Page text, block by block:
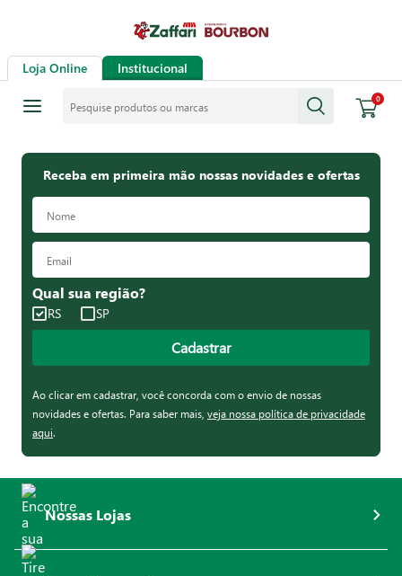
Loja Online Institucional
0
Receba em primeira mão nossas novidades e ofertas
Qual sua região?
RS SP
Cadastrar
Ao clicar em cadastrar, você concorda com o envio de nossas
novidades e ofertas. Para saber mais, veja nossa política de privacidade
aqui.
Nossas Lojas